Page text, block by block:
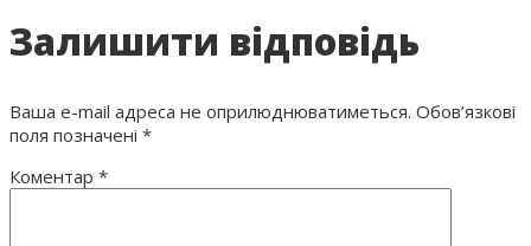
Залишити відповідь
Ваша e-mail адреса не оприлюднюватиметься. Обов’язкові
поля позначені *
Коментар *